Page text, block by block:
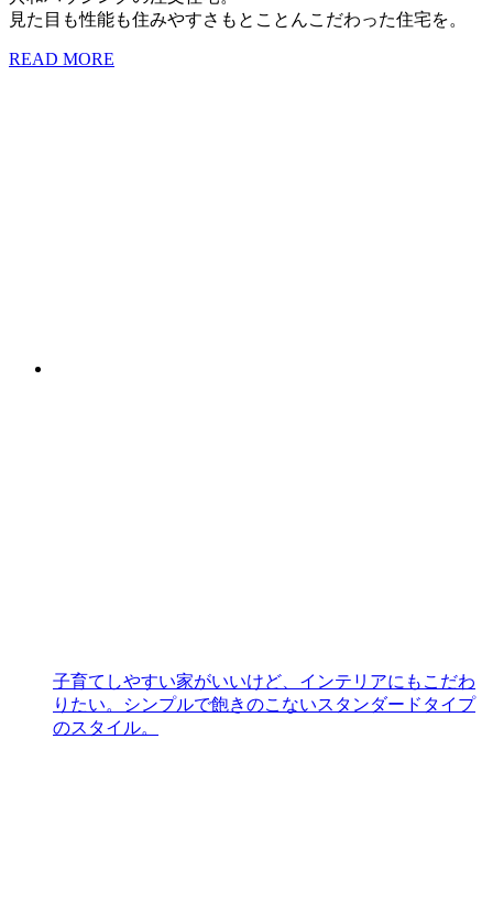
見た目も性能も住みやすさもとことんこだわった住宅を。
READ MORE
子育てしやすい家がいいけど、インテリアにもこだわ
りたい。シンプルで飽きのこないスタンダードタイプ
のスタイル。